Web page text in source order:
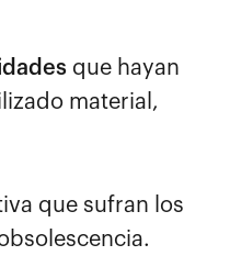
que hayan
material,
que sufran los